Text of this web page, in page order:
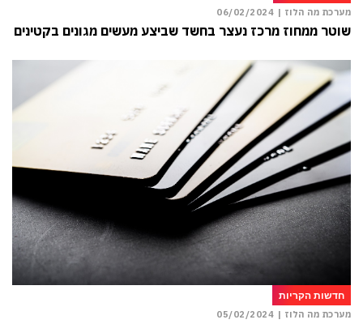
מערכת מה הלוז | 06/02/2024
שוטר ממחוז מרכז נעצר בחשד שביצע מעשים מגונים בקטינים
חדשות הקריות
מערכת מה הלוז | 05/02/2024